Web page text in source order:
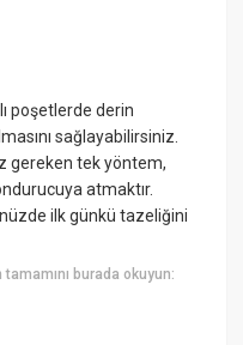
poşetlerde derin
sağlayabilirsiniz.
gereken tek yöntem,
atmaktır.
ilk günkü tazeliğini
tamamını burada okuyun: